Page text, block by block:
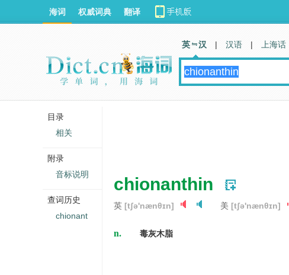
chionanthin
英 [tʃə'nænθɪn] 美 [tʃə'nænθɪn]
n. 毒灰木脂
海词 权威词典 翻译
英 汉 | 汉语 | 上海话
目录
相关
附录
音标说明
查词历史
chionant